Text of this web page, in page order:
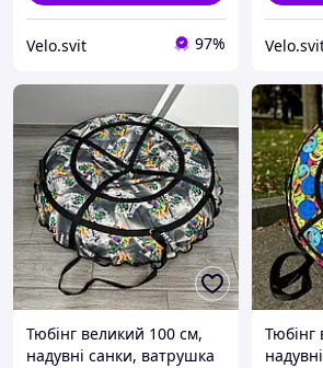
Velo.svit 97%
Тюбінг великий 100 см,
надувні санки, ватрушка
Тюбінг